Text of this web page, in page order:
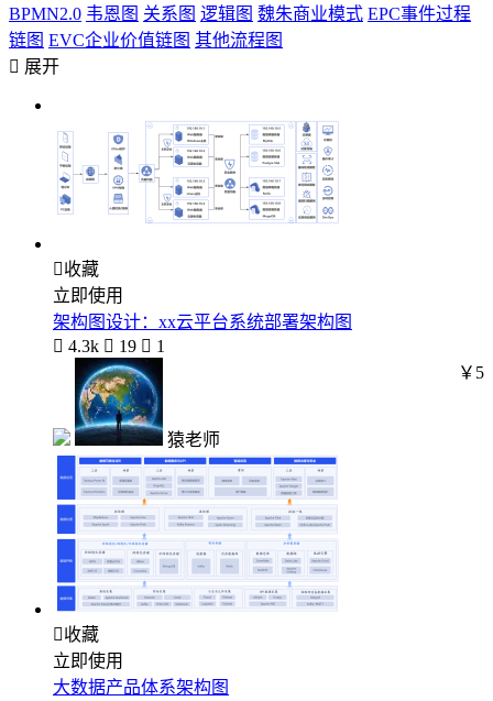
BPMN2.0 韦恩图 关系图 逻辑图 魏朱商业模式 EPC事件过程
链图 EVC企业价值链图 其他流程图
 展开
收藏
立即使用
架构图设计：xx云平台系统部署架构图
 4.3k  19  1
猿老师
￥5
收藏
立即使用
大数据产品体系架构图